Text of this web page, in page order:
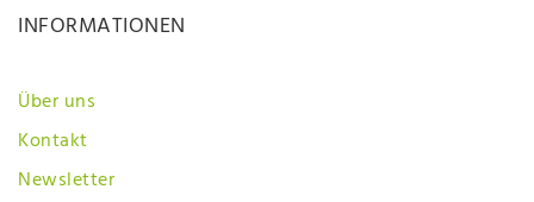
INFORMATIONEN
Über uns
Kontakt
Newsletter